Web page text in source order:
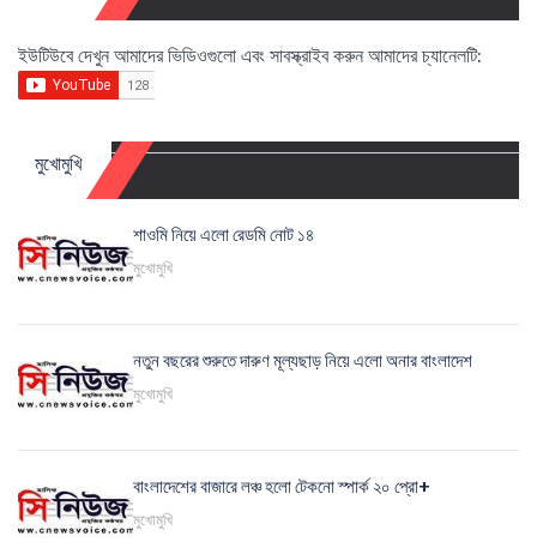
ইউটিউবে দেখুন আমাদের ভিডিওগুলো এবং সাবস্ক্রাইব করুন আমাদের চ্যানেলটি:
মুখোমুখি
শাওমি নিয়ে এলো রেডমি নোট ১৪
মুখোমুখি
নতুন বছরের শুরুতে দারুণ মূল্যছাড় নিয়ে এলো অনার বাংলাদেশ
মুখোমুখি
বাংলাদেশের বাজারে লঞ্চ হলো টেকনো স্পার্ক ২০ প্রো+
মুখোমুখি